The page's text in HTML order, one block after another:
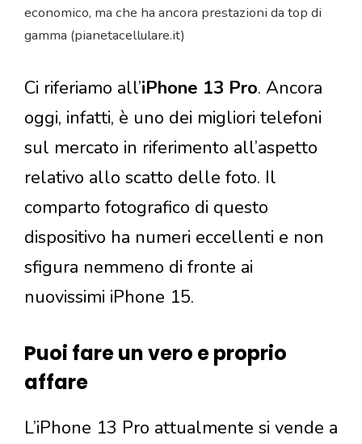
economico, ma che ha ancora prestazioni da top di
gamma (pianetacellulare.it)
Ci riferiamo all’iPhone 13 Pro. Ancora
oggi, infatti, è uno dei migliori telefoni
sul mercato in riferimento all’aspetto
relativo allo scatto delle foto. Il
comparto fotografico di questo
dispositivo ha numeri eccellenti e non
sfigura nemmeno di fronte ai
nuovissimi iPhone 15.
Puoi fare un vero e proprio
affare
L’iPhone 13 Pro attualmente si vende a